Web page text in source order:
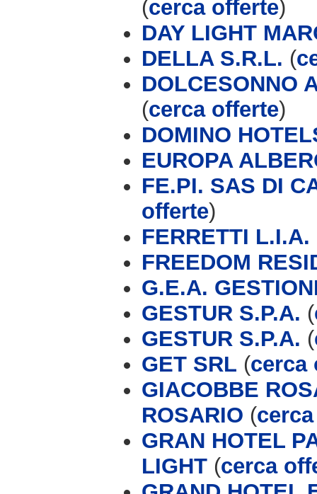
(cerca offerte)
DAY LIGHT
DELLA S.R.L. (
DOLCESONNO
(cerca offerte)
DOMINO
EUROPA
FE.PI. SAS DI
offerte)
FERRETTI L.I.A.
FREEDOM
G.E.A.
GESTUR S.P.A. (
GESTUR S.P.A. (
GET SRL (cerca
GIACOBBE
ROSARIO (
GRAN HOTEL
LIGHT (cerca